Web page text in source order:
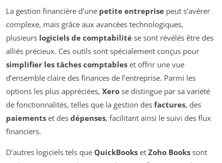
La gestion financière d’une petite entreprise peut s’avérer
complexe, mais grâce aux avancées technologiques,
plusieurs logiciels de comptabilité se sont révélés être des
alliés précieux. Ces outils sont spécialement conçus pour
simplifier les tâches comptables et offrir une vue
d’ensemble claire des finances de l’entreprise. Parmi les
options les plus appréciées, Xero se distingue par sa variété
de fonctionnalités, telles que la gestion des factures, des
paiements et des dépenses, facilitant ainsi le suivi des flux
financiers.
D’autres logiciels tels que QuickBooks et Zoho Books sont